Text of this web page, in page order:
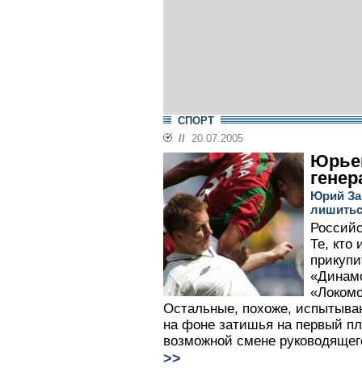
СПОРТ
// 20.07.2005
Юрий
Те, кто
Остальные, похоже,
на фоне затишья на первый
возможной смене
>>